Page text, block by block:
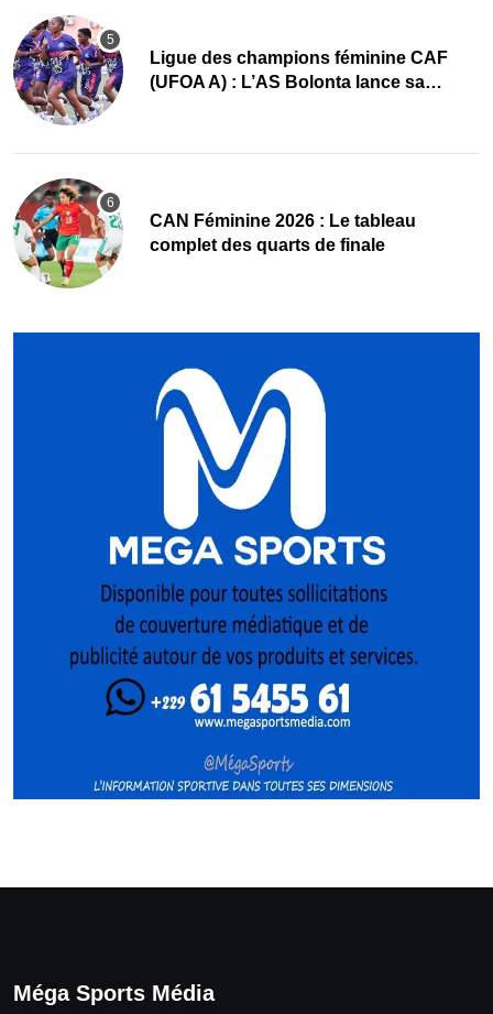
Ligue des champions féminine CAF
(UFOA A) : L’AS Bolonta lance sa
CAN Féminine 2026 : Le tableau
complet des quarts de finale
Méga Sports Média